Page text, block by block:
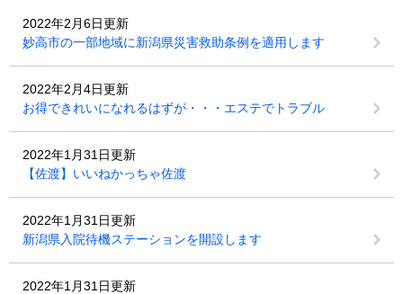
2022年2月6日更新
妙高市の一部地域に新潟県災害救助条例を適用します
2022年2月4日更新
お得できれいになれるはずが・・・エステでトラブル
2022年1月31日更新
【佐渡】いいねかっちゃ佐渡
2022年1月31日更新
新潟県入院待機ステーションを開設します
2022年1月31日更新